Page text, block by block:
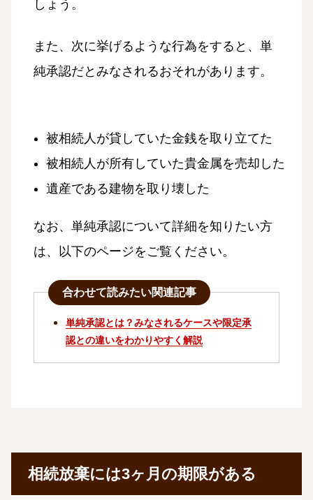
しょう。
また、次に挙げるような行為をすると、単
純承認だとみなされるおそれがあります。
被相続人が貸していた金銭を取り立てた
被相続人が所有していた貴金属を売却した
遺産である建物を取り壊した
なお、単純承認について詳細を知りたい方
は、以下のページをご覧ください。
合わせて読みたい関連記事
単純承認とは？みなされるケースや限定承
認との違いをわかりやすく解説
相続放棄には3ヶ月の期限がある